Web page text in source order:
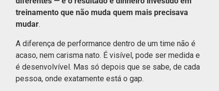
treinamento que não muda quem mais precisava
mudar.
A diferença de performance dentro de um time não é
acaso, nem carisma nato. É visível, pode ser medida e
é desenvolvível. Mas só depois que se sabe, de cada
pessoa, onde exatamente está o gap.